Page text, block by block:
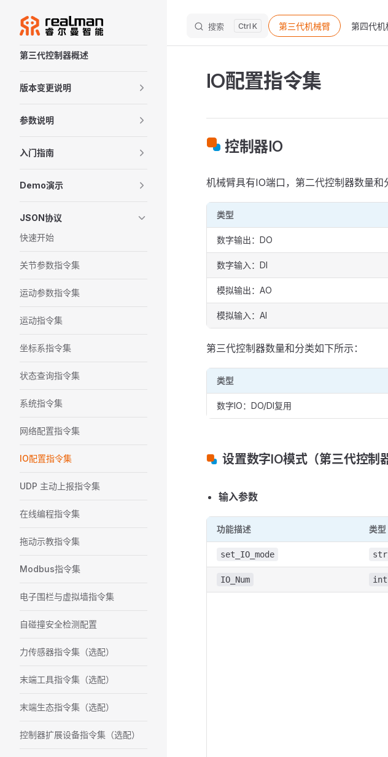
Skip to content
搜索 K
Main Navigation
第三代机械臂 第四代机
第三代控制器概述
版本变更说明
参数说明
入门指南
Demo演示
JSON协议
快速开始
关节参数指令集
运动参数指令集
运动指令集
坐标系指令集
状态查询指令集
系统指令集
网络配置指令集
IO配置指令集
UDP 主动上报指令集
在线编程指令集
拖动示教指令集
Modbus指令集
电子围栏与虚拟墙指令集
自碰撞安全检测配置
力传感器指令集（选配）
末端工具指令集（选配）
末端生态指令集（选配）
控制器扩展设备指令集（选配）
IO配置指令集
控制器IO
机械臂具有IO端口，第二代控制器数量和
类型
数字输出：DO
数字输入：DI
模拟输出：AO
模拟输入：AI
第三代控制器数量和分类如下所示：
类型
数字IO：DO/DI复用
设置数字IO模式（第三代控制
输入参数
功能描述 类型
set_IO_mode
IO_Num int